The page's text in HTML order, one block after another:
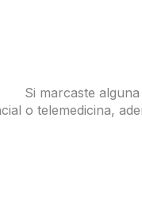
Si marcaste
o telemedicina,